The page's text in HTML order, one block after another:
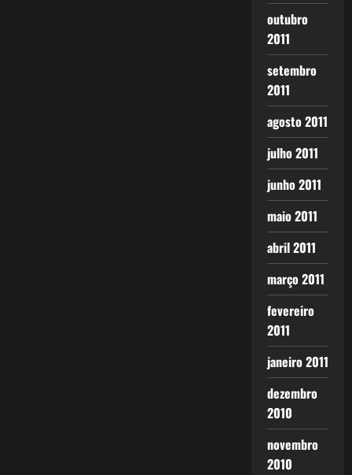
outubro
2011
setembro
2011
agosto 2011
julho 2011
junho 2011
maio 2011
abril 2011
março 2011
fevereiro
2011
janeiro 2011
dezembro
2010
novembro
2010